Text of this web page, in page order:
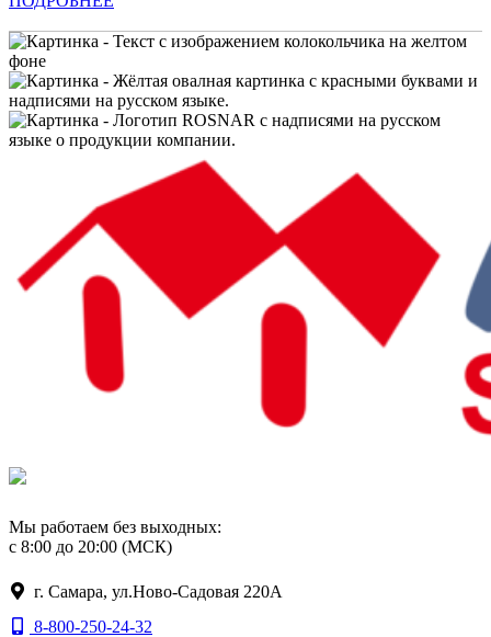
Мы работаем без выходных:
с 8:00 до 20:00 (МСК)
г. Самара, ул.Ново-Садовая 220А
8-800-250-24-32